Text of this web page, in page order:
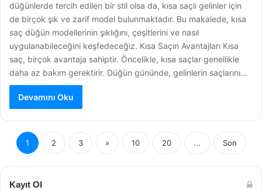
düğünlerde tercih edilen bir stil olsa da, kısa saçlı gelinler için
de birçok şık ve zarif model bulunmaktadır. Bu makalede, kısa
saç düğün modellerinin şıklığını, çeşitlerini ve nasıl
uygulanabileceğini keşfedeceğiz. Kısa Saçın Avantajları Kısa
saç, birçok avantaja sahiptir. Öncelikle, kısa saçlar genellikle
daha az bakım gerektirir. Düğün gününde, gelinlerin saçlarını…
Devamını Oku
1 2 3 » 10 20 ... Son
Kayıt Ol